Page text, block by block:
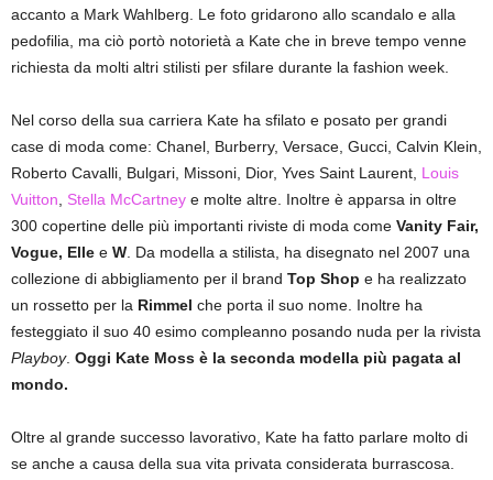
accanto a Mark Wahlberg. Le foto gridarono allo scandalo e alla
pedofilia, ma ciò portò notorietà a Kate che in breve tempo venne
richiesta da molti altri stilisti per sfilare durante la fashion week.
Nel corso della sua carriera Kate ha sfilato e posato per grandi
case di moda come: Chanel, Burberry, Versace, Gucci, Calvin Klein,
Roberto Cavalli, Bulgari, Missoni, Dior, Yves Saint Laurent, Louis
Vuitton
Stella McCartney e molte altre. Inoltre è apparsa in oltre
300 copertine delle più importanti riviste di moda come Vanity Fair,
Vogue, Elle e W . Da modella a stilista, ha disegnato nel 2007 una
collezione di abbigliamento per il brand Top Shop e ha realizzato
un rossetto per la Rimmel che porta il suo nome. Inoltre ha
festeggiato il suo 40 esimo compleanno posando nuda per la rivista
Playboy. Oggi Kate Moss è la seconda modella più pagata al
mondo.
Oltre al grande successo lavorativo, Kate ha fatto parlare molto di
se anche a causa della sua vita privata considerata burrascosa.